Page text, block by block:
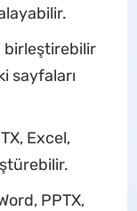
birleştirebilir
sayfaları
Excel,
PPTX,